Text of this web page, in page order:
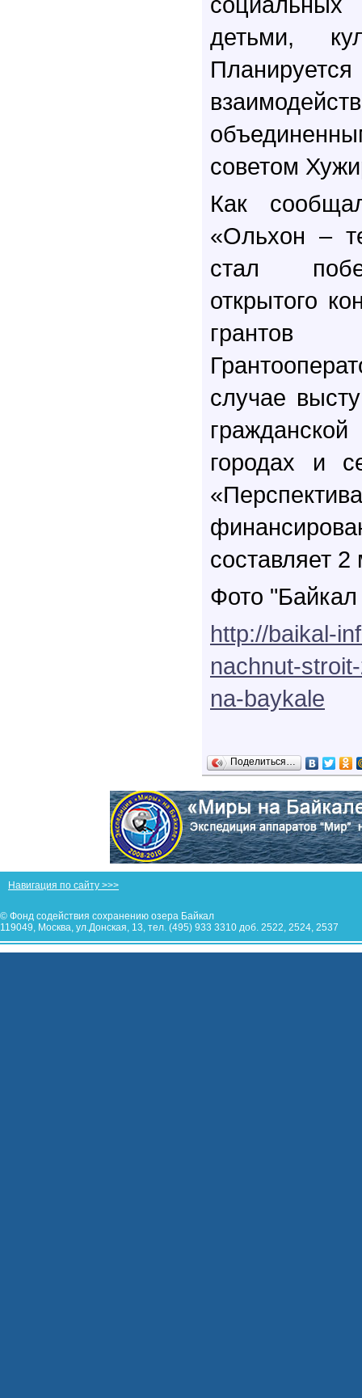
детьми,
советом
Как
«Ольхон –
стал
открытого
случае
городах и
составляет
Фото
http://baikal-
nachnut-
na-baykale
Поделиться…
Навигация по сайту >>>
© Фонд содействия сохранению озера Байкал
119049, Москва, ул.Донская, 13, тел. (495) 933 3310 доб. 2522, 2524, 2537